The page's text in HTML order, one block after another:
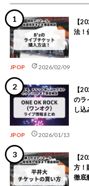
【
法！
JPOP update2026/02/09
【
のラ
し込
JPOP schedule2026/01/13
【
方！
徹底